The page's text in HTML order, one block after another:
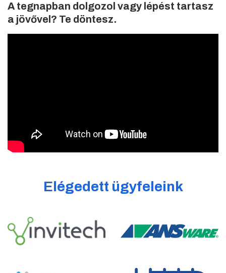
A tegnapban dolgozol vagy lépést tartasz
a jövővel? Te döntesz.
Elégedett ügyfeleink